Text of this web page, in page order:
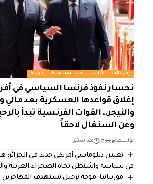
إفريقيا الأخبار جيو-سياسية دولية
نحسار نفوذ فرنسا السياسي في
إغلاق قواعدها العسكرية بعد مالي
والنيجر… القوات الفرنسية تبدأ
وعن السنغال لاحقاً
بواسطةEzza منذ سنتين
تعيين دبلوماسي أمريكي جديد في الجزائر:
في سياسة واشنطن تجاه الصحراء الغربية
موريتانيا: موجة ترحيل تستهدف